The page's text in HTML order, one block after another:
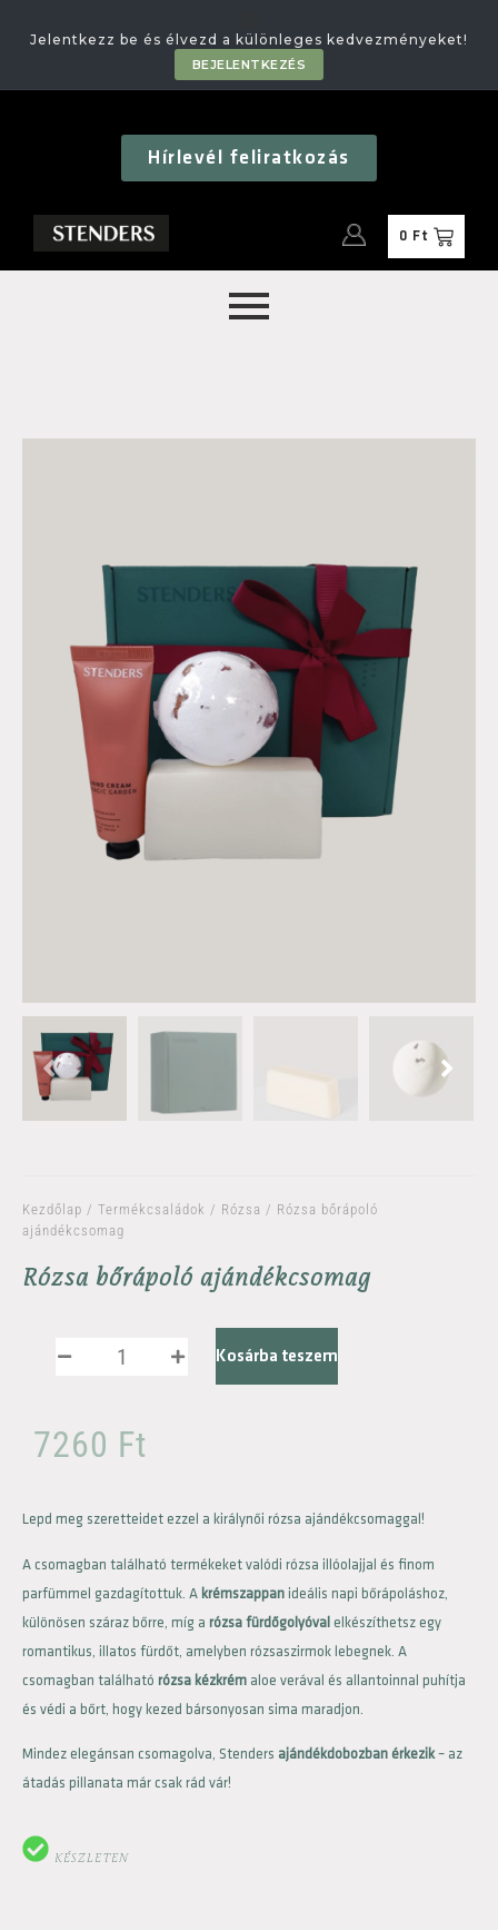
Jelentkezz be és élvezd a különleges kedvezményeket!
BEJELENTKEZÉS
Hírlevél feliratkozás
0 Ft
Kezdőlap / Termékcsaládok / Rózsa / Rózsa bőrápoló
ajándékcsomag
Rózsa bőrápoló ajándékcsomag
Kosárba teszem
7260 Ft
Lepd meg szeretteidet ezzel a királynői rózsa ajándékcsomaggal!
A csomagban található termékeket valódi rózsa illóolajjal és finom
parfümmel gazdagítottuk. A krémszappanideális napi bőrápoláshoz,
különösen száraz bőrre, míg a rózsa fürdőgolyóvalelkészíthetsz egy
romantikus, illatos fürdőt, amelyben rózsaszirmok lebegnek. A
csomagban található rózsa kézkrém aloe verával és allantoinnal puhítja
és védi a bőrt, hogy kezed bársonyosan sima maradjon.
Mindez elegánsan csomagolva, Stenders ajándékdobozban érkezik– az
átadás pillanata már csak rád vár!
KÉSZLETEN